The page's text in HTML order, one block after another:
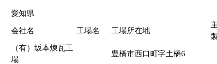
愛知県
会社名 工場名 工場所在地
（有）坂本煉瓦工
場
豊橋市西口町字土橋6